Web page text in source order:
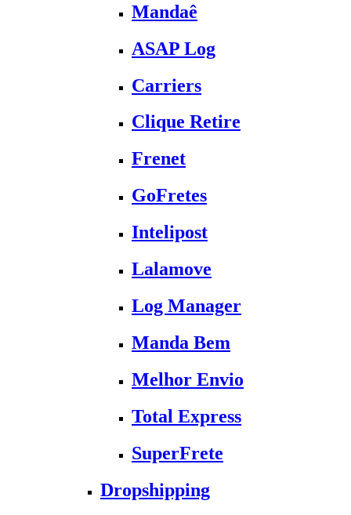
Mandaê
ASAP Log
Carriers
Clique Retire
Frenet
GoFretes
Intelipost
Lalamove
Log Manager
Manda Bem
Melhor Envio
Total Express
SuperFrete
Dropshipping